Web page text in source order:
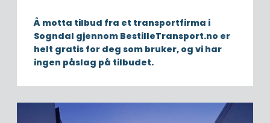
Å motta tilbud fra et transportfirma i
Sogndal gjennom BestilleTransport.no er
helt gratis for deg som bruker, og vi har
ingen påslag på tilbudet.